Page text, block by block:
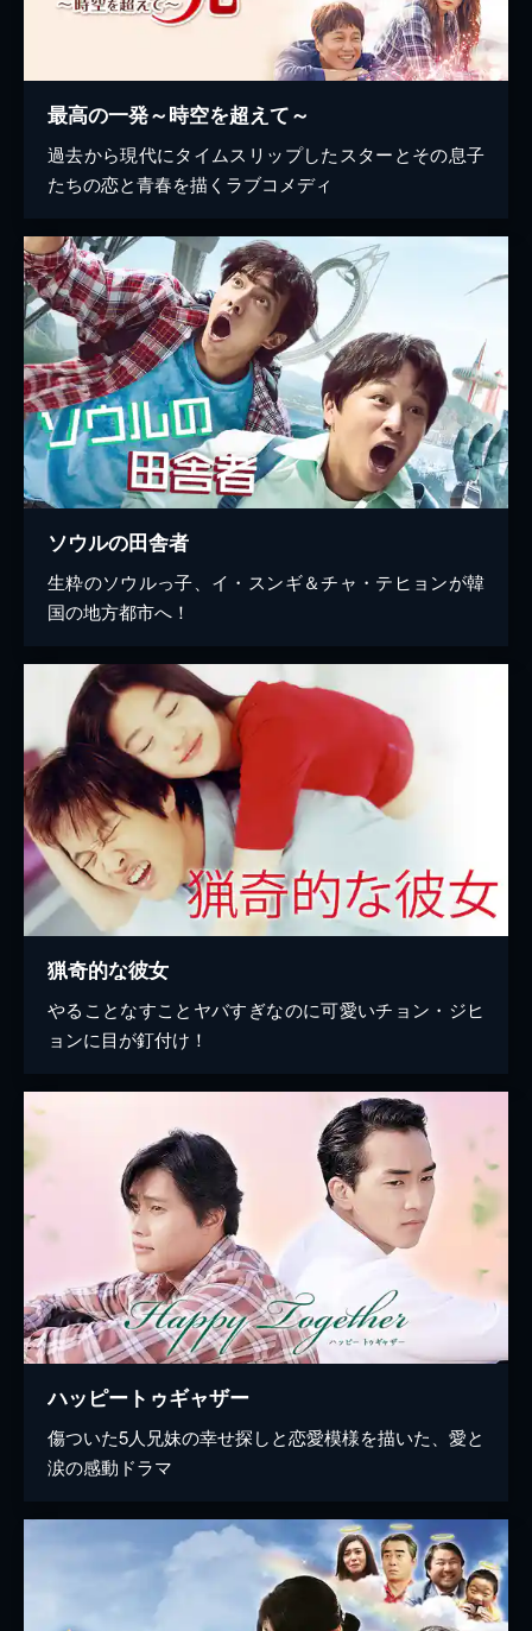
最高の一発～時空を超えて～
過去から現代にタイムスリップしたスターとその息子
たちの恋と青春を描くラブコメディ
ソウルの田舎者
生粋のソウルっ子、イ・スンギ＆チャ・テヒョンが韓
国の地方都市へ！
猟奇的な彼女
やることなすことヤバすぎなのに可愛いチョン・ジヒ
ョンに目が釘付け！
ハッピートゥギャザー
傷ついた5人兄妹の幸せ探しと恋愛模様を描いた、愛と
涙の感動ドラマ